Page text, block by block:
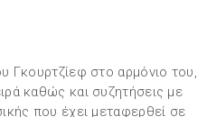
Γκουρτζίεφ στο αρμόνιο του,
καθώς και συζητήσεις με
που έχει μεταφερθεί σε